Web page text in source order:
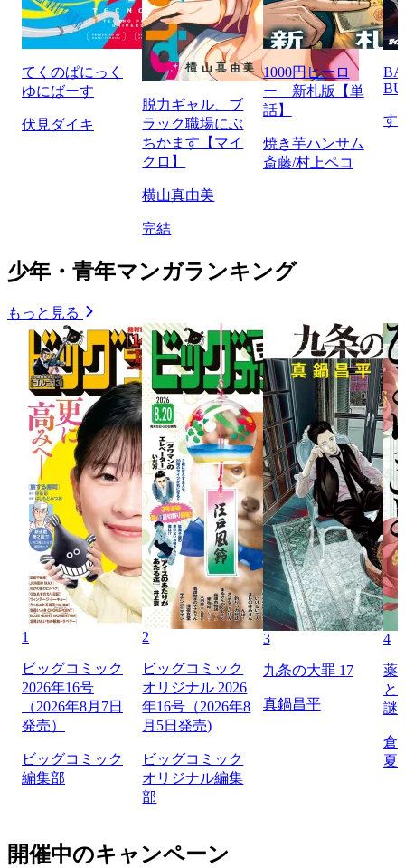
てくのぱにっく
ゆにばーす
伏見ダイキ
脱力ギャル、ブ
ラック職場にぶ
ちかます【マイ
クロ】
横山真由美
完結
1000円ヒーロ
ー 新札版【単
話】
焼き芋ハンサム
斎藤/村上ペコ
す
少年・青年マンガランキング
もっと見る
1
ビッグコミック
2026年16号
（2026年8月7日
発売）
ビッグコミック
編集部
2
ビッグコミック
オリジナル 2026
年16号（2026年8
月5日発売)
ビッグコミック
オリジナル編集
部
3
九条の大罪 17
真鍋昌平
4
薬
と
謎
倉
夏
開催中のキャンペーン